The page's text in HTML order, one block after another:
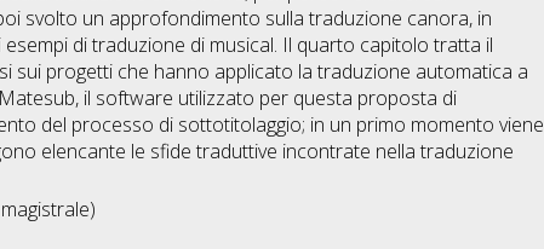
svolto un approfondimento sulla traduzione canora, in
di traduzione di musical. Il quarto capitolo tratta il
progetti che hanno applicato la traduzione automatica a
il software utilizzato per questa proposta di
del processo di sottotitolaggio; in un primo momento viene
elencante le sfide traduttive incontrate nella traduzione